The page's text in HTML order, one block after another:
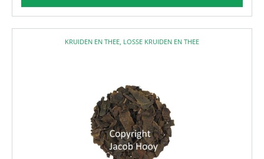
KRUIDEN EN THEE LOSSE KRUIDEN EN THEE